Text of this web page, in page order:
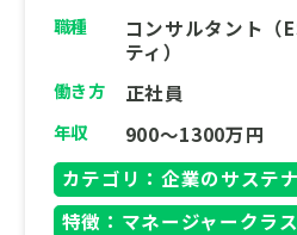
職種
コンサルタント（
ティ）
働き方 正社員
年収
900～1300万円
カテゴリ：企業のサステ
特徴：マネージャークラ